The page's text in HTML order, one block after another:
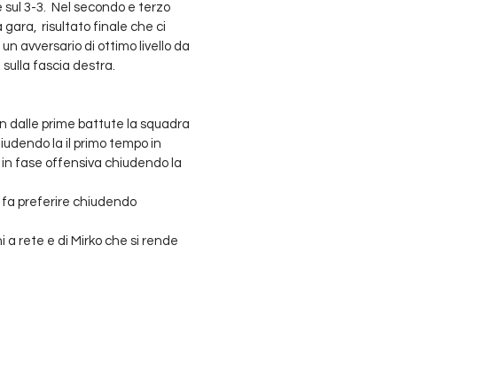
3-3.  Nel secondo e terzo
risultato finale che ci
avversario di ottimo livello da
fascia destra.
dalle prime battute la squadra
la il primo tempo in
fase offensiva chiudendo la
fa preferire chiudendo
a rete e di Mirko che si rende